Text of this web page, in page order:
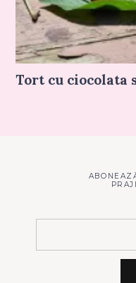
Tort cu ciocolata